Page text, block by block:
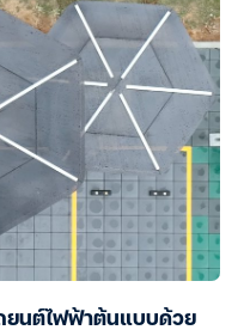
ยนต์ไฟฟ้าต้นแบบด้วย